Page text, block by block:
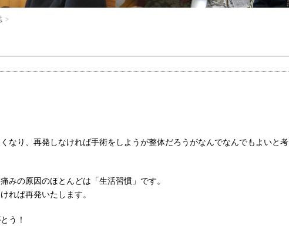
>
なり、再発しなければ手術をしようが整体だろうがなんでなんでもよいと考
みの原因のほとんどは「生活習慣」です。
れば再発いたします。
う！